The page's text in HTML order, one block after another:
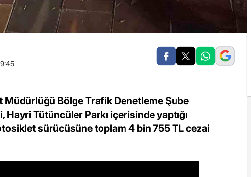
Müdürlüğü Bölge Trafik Denetleme Şube
Tütüncüler Parkı içerisinde yaptığı
sürücüsüne toplam 4 bin 755 TL cezai